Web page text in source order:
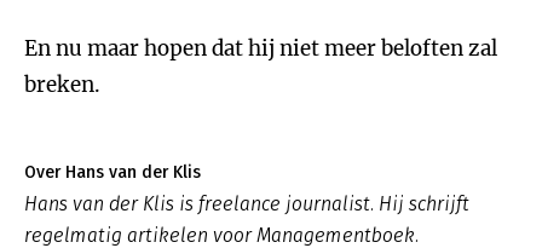
En nu maar hopen dat hij niet meer beloften zal
breken.
Over Hans van der Klis
Hans van der Klis is freelance journalist. Hij schrijft
regelmatig artikelen voor Managementboek.